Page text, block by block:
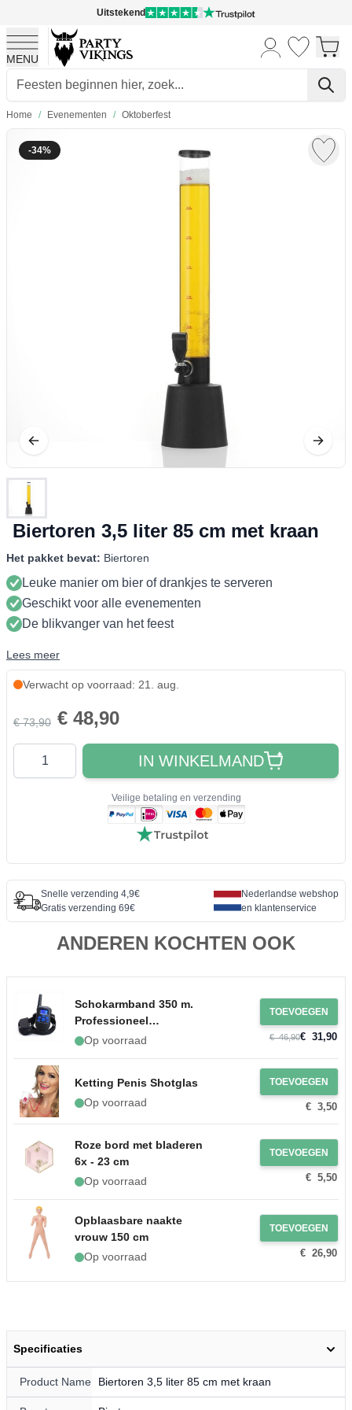
Uitstekend
MENU
Ga naar de inhoud
Home / Evenementen / Oktoberfest
-34%
Biertoren 3,5 liter 85 cm met kraan
Het pakket bevat: Biertoren
Leuke manier om bier of drankjes te serveren
Geschikt voor alle evenementen
De blikvanger van het feest
Lees meer
Verwacht op voorraad: 21. aug.
€ 73,90 € 48,90
Aantal
IN WINKELMAND
Veilige betaling en verzending
Snelle verzending 4,9€
Gratis verzending 69€
Nederlandse webshop
en klantenservice
ANDEREN KOCHTEN OOK
Schokarmband 350 m.
Professioneel
waterdicht incl.
Op voorraad
TOEVOEGEN
€ 46,90€ 31,90
Ketting Penis Shotglas
Op voorraad
TOEVOEGEN
€ 3,50
Roze bord met bladeren
6x - 23 cm
Op voorraad
TOEVOEGEN
€ 5,50
Opblaasbare naakte
vrouw 150 cm
Op voorraad
TOEVOEGEN
€ 26,90
Specificaties
Product Name Biertoren 3,5 liter 85 cm met kraan